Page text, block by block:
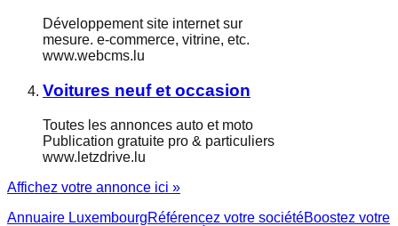
Développement site internet sur
mesure. e-commerce, vitrine, etc.
www.webcms.lu
Voitures neuf et occasion
Toutes les annonces auto et moto
Publication gratuite pro & particuliers
www.letzdrive.lu
Affichez votre annonce ici »
Annuaire LuxembourgRéférencez votre sociétéBoostez votre